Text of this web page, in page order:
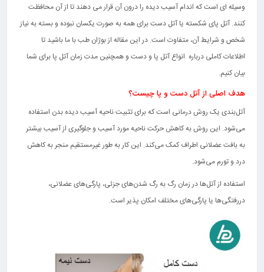
وسیله ای است که اندام آسیب دیده را درون آن قرار می دهند تا از آن محافظت
کنند. آتل پای شکسته یا آتل دست برای همه به صورت یکسان نبوده و بسته به نیاز
شخص و شرایط آن، متفاوت است. در این مقاله از بوژان طب با ما باشید تا
اطلاعات کاملی درباره انواع آتل پا و دست و همچنین مدت زمان آتل پا برای شما
بیان کنیم.
هدف اصلی از آتل دست و پا چیست؟
آتل‌بندی یک روش درمانی است که برای تثبیت ناحیه آسیب دیده بدن استفاده
می‌شود. این روش به کاهش حرکت ناحیه مورد آسیب و جلوگیری از آسیب بیشتر
به بافت عضلانی اطراف کمک می‌کند. این کار به طور غیرمستقیم منجر به کاهش
درد و تورم می‌شود.
استفاده از آتل‌ها در زمان رگ به رگ شدن‌های جزئی، پارگی‌های عضلانی،
دررفتگی‌ها یا پارگی‌های مختلف امکان پذیر است.